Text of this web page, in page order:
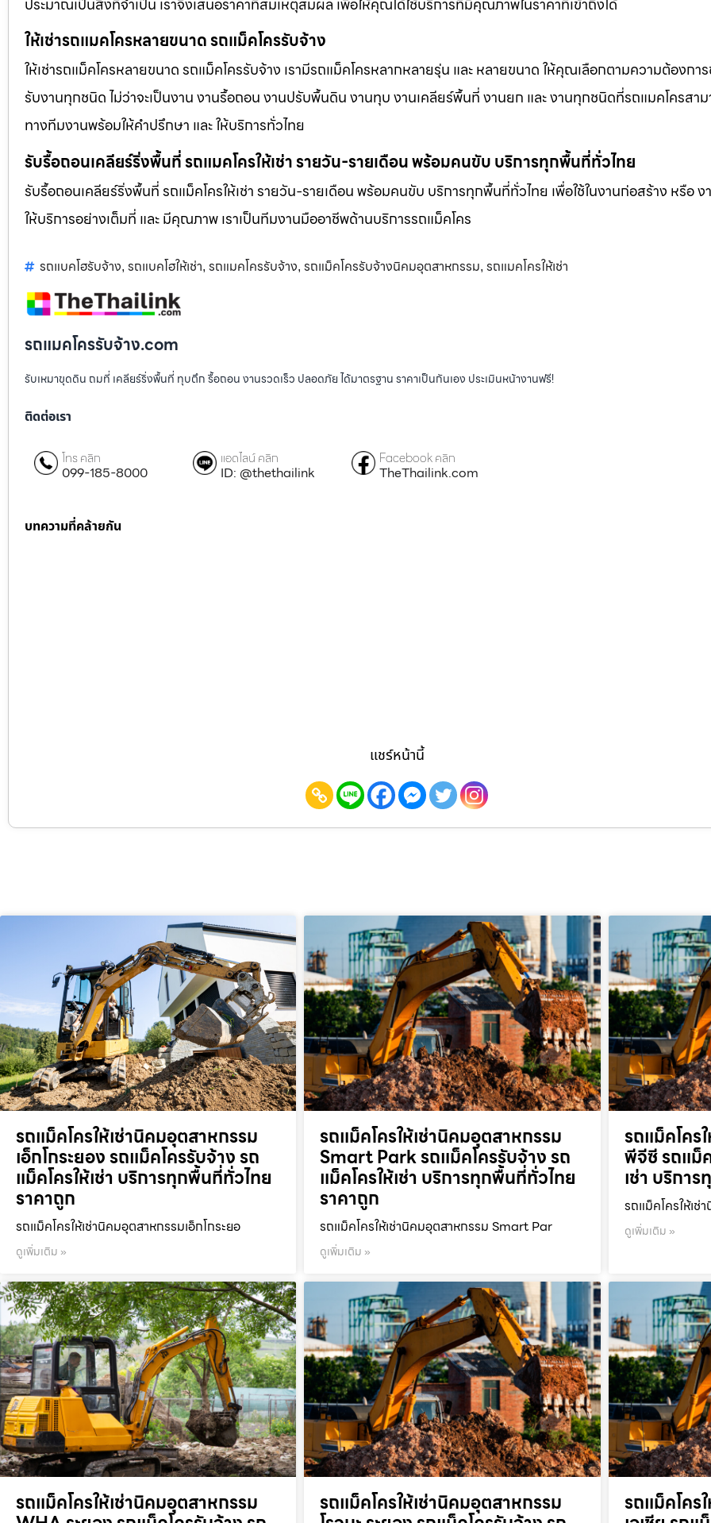
ให้เช่ารถแมคโครหลายขนาด รถแม็คโครรับจ้าง
ให้เช่ารถแม็คโครหลายขนาด รถแม็คโครรับจ้าง เรามีรถแม็คโครหลากหลายรุ่น และ หลายขนาด ให้คุณเลือกตามความต้องกา
รับงานทุกชนิด ไม่ว่าจะเป็นงาน งานรื้อถอน งานปรับพื้นดิน งานทุบ งานเคลียร์พื้นที่ งานยก และ งานทุกชนิดที่รถแมคโครสาม
ทางทีมงานพร้อมให้คำปรึกษา และ ให้บริการทั่วไทย
รับรื้อถอนเคลียร์ริ่งพื้นที่ รถแมคโครให้เช่า รายวัน-รายเดือน พร้อมคนขับ บริการทุกพื้นที่ทั่วไทย
รับรื้อถอนเคลียร์ริ่งพื้นที่ รถแม็คโครให้เช่า รายวัน-รายเดือน พร้อมคนขับ บริการทุกพื้นที่ทั่วไทย เพื่อใช้ในงานก่อสร้าง หรือ
ให้บริการอย่างเต็มที่ และ มีคุณภาพ เราเป็นทีมงานมืออาชีพด้านบริการรถแม็คโคร
รถแบคโฮรับจ้าง, รถแบคโฮให้เช่า, รถแมคโครรับจ้าง, รถแม็คโครรับจ้างนิคมอุตสาหกรรม, รถแมคโครให้เช่า
รถแมคโครรับจ้าง.com
รับเหมาขุดดิน ถมที่ เคลียร์ริ่งพื้นที่ ทุบตึก รื้อถอน งานรวดเร็ว ปลอดภัย ได้มาตรฐาน ราคาเป็นกันเอง ประเมินหน้างานฟรี!
ติดต่อเรา
โทร คลิก
099-185-8000
แอดไลน์ คลิก
ID: @thethailink
Facebook คลิก
TheThailink.com
บทความที่คล้ายกัน
แชร์หน้านี้
รถแม็คโครให้เช่านิคมอุตสาหกรรม
เอ็กโกระยอง รถแม็คโครรับจ้าง รถ
แม็คโครให้เช่า บริการทุกพื้นที่ทั่วไทย
ราคาถูก
รถแม็คโครให้เช่านิคมอุตสาหกรรมเอ็กโกระยอ
ดูเพิ่มเติม »
รถแม็คโครให้เช่านิคมอุตสาหกรรม
Smart Park รถแม็คโครรับจ้าง รถ
แม็คโครให้เช่า บริการทุกพื้นที่ทั่วไทย
ราคาถูก
รถแม็คโครให้เช่านิคมอุตสาหกรรม Smart Par
ดูเพิ่มเติม »
รถแม็คโคร
พีจีซี รถแม็
เช่า บริกา
รถแม็คโครให้เ
ดูเพิ่มเติม »
รถแม็คโครให้เช่านิคมอุตสาหกรรม รถแม็คโครให้เช่านิคมอุตสาหกรรม รถแม็คโคร